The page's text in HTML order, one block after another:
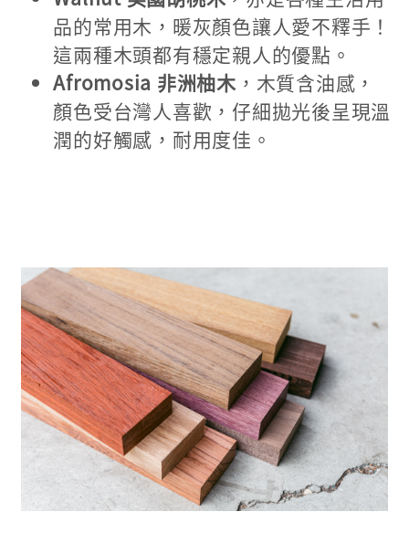
品的常用木，暖灰顏色讓人愛不釋手！
這兩種木頭都有穩定親人的優點。
Afromosia 非洲柚木，木質含油感，
顏色受台灣人喜歡，仔細拋光後呈現溫
潤的好觸感，耐用度佳。